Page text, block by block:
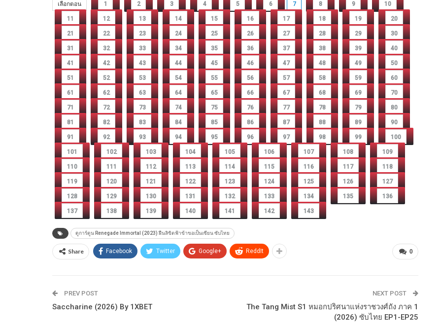
เลือกตอน 1 2 3 4 5 6 7 8 9 10
11 12 13 14 15 16 17 18 19 20
21 22 23 24 25 26 27 28 29 30
31 32 33 34 35 36 37 38 39 40
41 42 43 44 45 46 47 48 49 50
51 52 53 54 55 56 57 58 59 60
61 62 63 64 65 66 67 68 69 70
71 72 73 74 75 76 77 78 79 80
81 82 83 84 85 86 87 88 89 90
91 92 93 94 95 96 97 98 99 100
101 102 103 104 105 106 107 108 109
110 111 112 113 114 115 116 117 118
119 120 121 122 123 124 125 126 127
128 129 130 131 132 133 134 135 136
137 138 139 140 141 142 143
ดูการ์ตูน Renegade Immortal (2023) ฝืนลิขิตฟ้าข้าขอเป็นเซียน ซับไทย
0
Share Facebook Twitter Google+ ReddIt
PREV POST
Saccharine (2026) By 1XBET
NEXT POST
The Tang Mist S1 หมอกปริศนาแห่งราชวงศ์ถัง ภาค 1
(2026) ซับไทย EP1-EP25